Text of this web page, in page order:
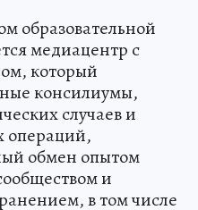
образовательной
медиацентр с
который
консилиумы,
случаев и
операций,
обмен опытом
и
в том числе